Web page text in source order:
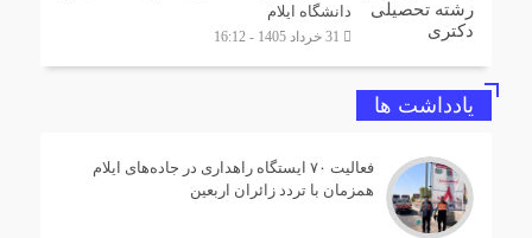
دانشگاه ایلام
یادداشت ها
فعالیت ۷۰ ایستگاه راهداری در جاده‌های ایلام
همزمان با تردد زائران اربعین